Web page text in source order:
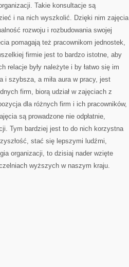
Takie konsultacje są
i na nich wyszkolić. Dzięki nim zajęcia
rozwoju i rozbudowania swojej
pomagają też pracownikom jednostek,
firmie jest to bardzo istotne, aby
relacje były należyte i by łatwo się im
i szybsza, a miła aura w pracy, jest
firm, biorą udział w zajęciach z
dla różnych firm i ich pracowników,
są prowadzone nie odpłatnie,
Tym bardziej jest to do nich korzystna
stać się lepszymi ludźmi,
organizacji, to dzisiaj nader wzięte
wyższych w naszym kraju.